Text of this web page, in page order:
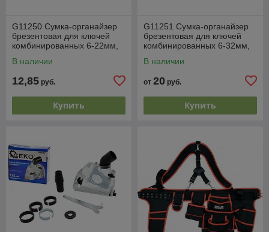
G11250 Сумка-органайзер
брезентовая для ключей
комбинированных 6-22мм,
5901477128783 (CN
В наличии
12,85 руб.
Купить
G11251 Сумка-органайзер
брезентовая для ключей
комбинированных 6-32мм,
5901477128776 (CN)
В наличии
от 20 руб.
Купить